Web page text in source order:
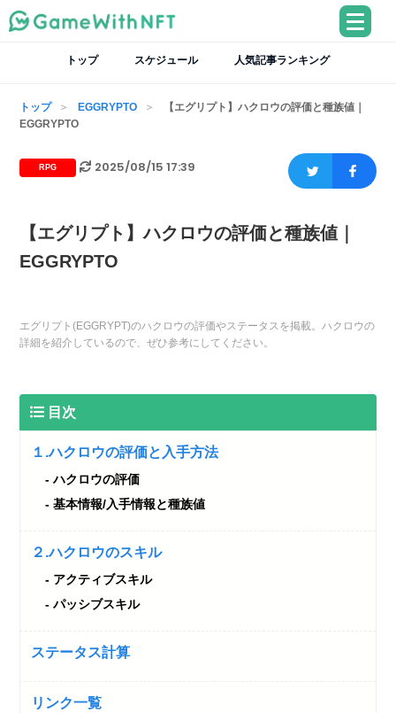
トップ スケジュール 人気記事ランキング
トップ EGGRYPTO
【エグリプト】ハクロウの評価と種族値｜
EGGRYPTO
RPG 2025/08/15 17:39
【エグリプト】ハクロウの評価と種族値｜
EGGRYPTO
エグリプト(EGGRYPT)のハクロウの評価やステータスを掲載。ハクロウの
詳細を紹介しているので、ぜひ参考にしてください。
目次
１.ハクロウの評価と入手方法
ハクロウの評価
基本情報/入手情報と種族値
２.ハクロウのスキル
アクティブスキル
パッシブスキル
ステータス計算
リンク一覧